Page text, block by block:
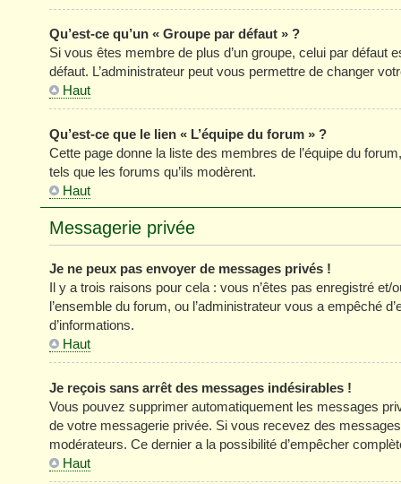
Qu’est-ce qu’un « Groupe par défaut » ?
Si vous êtes membre de plus d’un groupe, celui par défaut
défaut. L’administrateur peut vous permettre de changer
Haut
Qu’est-ce que le lien « L’équipe du forum » ?
Cette page donne la liste des membres de l’équipe du
tels que les forums qu’ils modèrent.
Haut
Messagerie privée
Je ne peux pas envoyer de messages privés !
Il y a trois raisons pour cela : vous n’êtes pas enregistré
l’ensemble du forum, ou l’administrateur vous a empêché
d’informations.
Haut
Je reçois sans arrêt des messages indésirables !
Vous pouvez supprimer automatiquement les messages
de votre messagerie privée. Si vous recevez des
modérateurs. Ce dernier a la possibilité d’empêcher
Haut